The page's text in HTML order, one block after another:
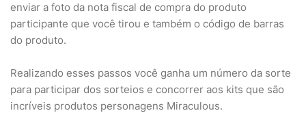
enviar a foto da nota fiscal de compra do produto
participante que você tirou e também o código de barras
do produto.
Realizando esses passos você ganha um número da sorte
para participar dos sorteios e concorrer aos kits que são
incríveis produtos personagens Miraculous.